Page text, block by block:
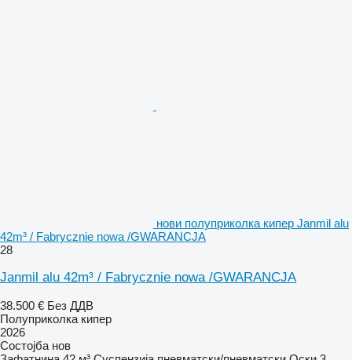
нови полуприколка кипер Janmil alu
42m³ / Fabrycznie nowa /GWARANCJA
28
Janmil alu 42m³ / Fabrycznie nowa /GWARANCJA
38.500 € Без ДДВ
Полуприколка кипер
2026
Состојба нов